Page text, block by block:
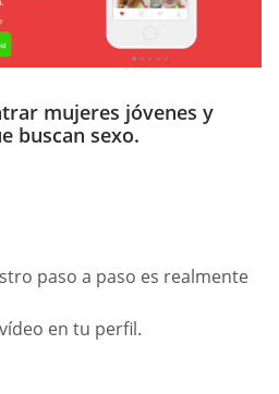
mujeres jóvenes y
buscan sexo.
paso a paso es realmente
en tu perfil.